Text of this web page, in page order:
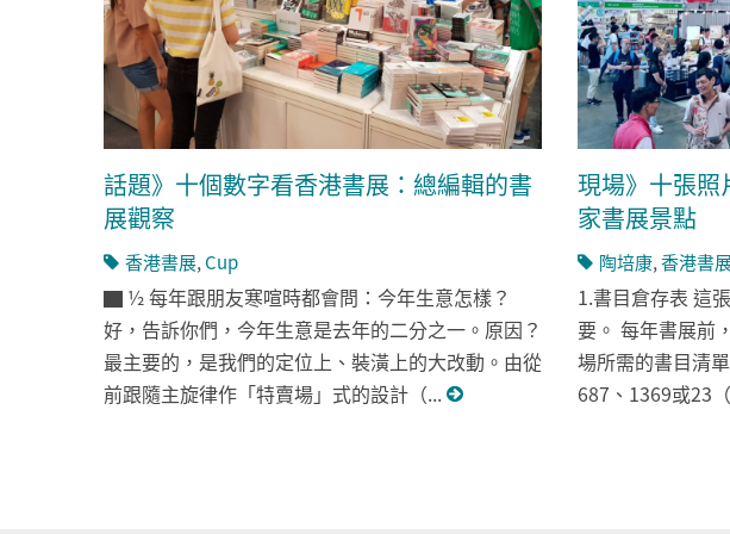
話題》十個數字看香港書展：總編輯的書
展觀察
香港書展,Cup
▇ ½ 每年跟朋友寒喧時都會問：今年生意怎樣？
好，告訴你們，今年生意是去年的二分之一。原因？
最主要的，是我們的定位上、裝潢上的大改動。由從
前跟隨主旋律作「特賣場」式的設計（...
現場》十張照
家書展景點
陶培康,香港書
1.書目倉存表 這
要。 每年書展前
場所需的書目清
687、1369或23